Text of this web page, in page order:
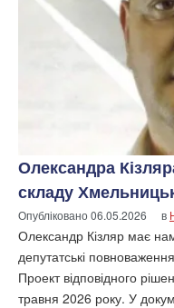
Олександра
складу
Опубліковано06.05.2026 в
Олександр Кізляр має
депутатські
Проект відповідного
травня 2026 року. У